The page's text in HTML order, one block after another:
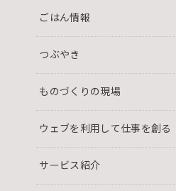
ごはん情報
つぶやき
ものづくりの現場
ウェブを利用して仕事を創る
サービス紹介